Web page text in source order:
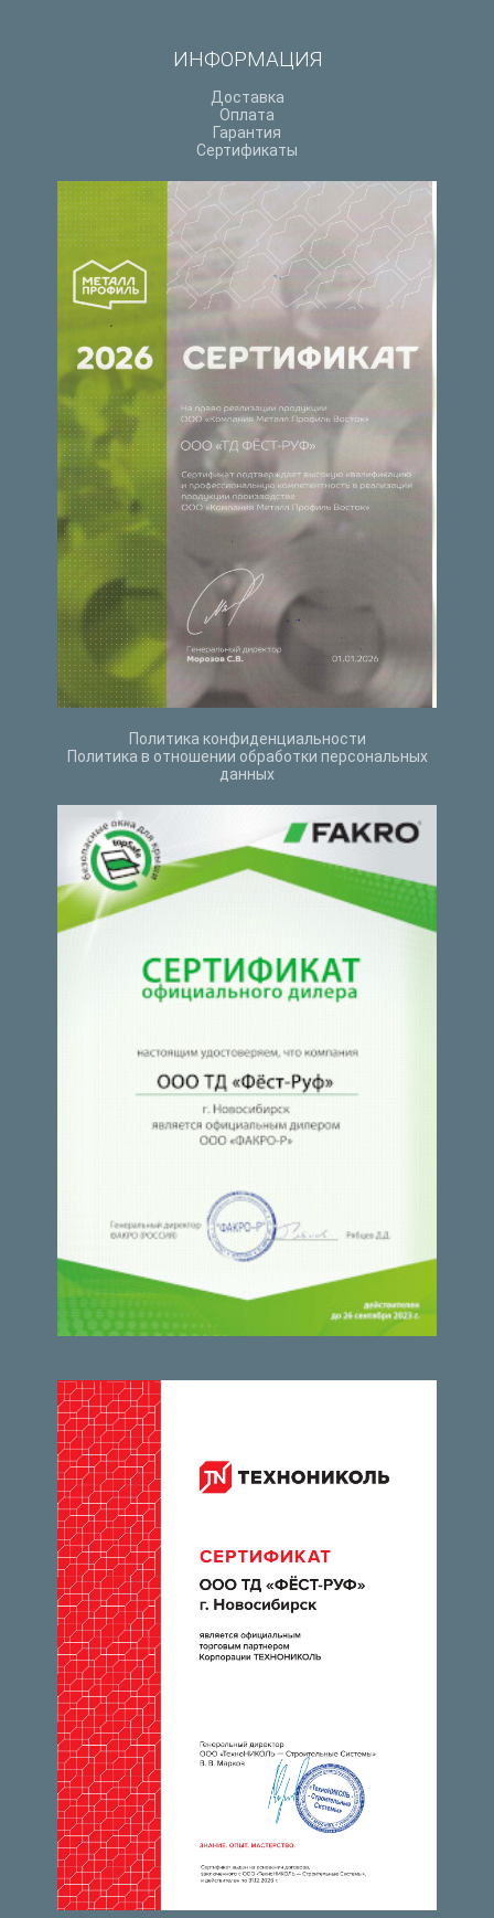
ИНФОРМАЦИЯ
Доставка
Оплата
Гарантия
Сертификаты
Политика конфиденциальности
Политика в отношении обработки персональных
данных